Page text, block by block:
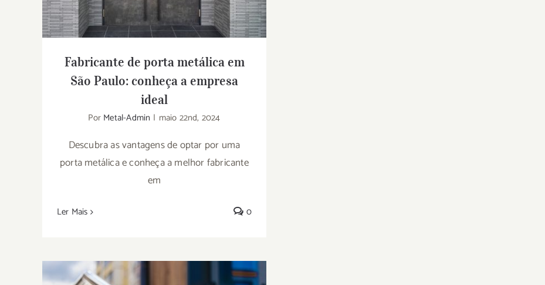
Fabricante de porta metálica em
São Paulo: conheça a empresa
ideal
Por Metal-Admin | maio 22nd, 2024
Descubra as vantagens de optar por uma
porta metálica e conheça a melhor fabricante
em
Ler Mais 0